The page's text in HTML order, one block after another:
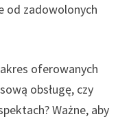
od zadowolonych
oferowanych
obsługę, czy
Ważne, aby